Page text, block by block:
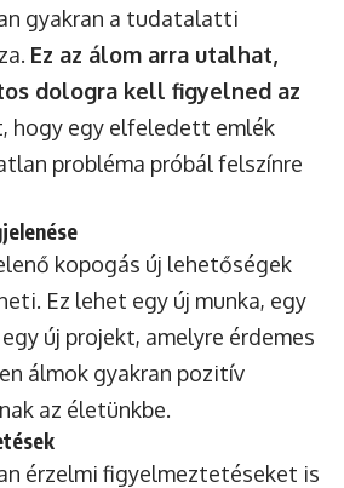
gyakran a tudatalatti
Ez az álom arra utalhat,
dologra kell figyelned az
hogy egy elfeledett emlék
probléma próbál felszínre
kopogás új lehetőségek
Ez lehet egy új munka, egy
új projekt, amelyre érdemes
álmok gyakran pozitív
az életünkbe.
érzelmi figyelmeztetéseket is